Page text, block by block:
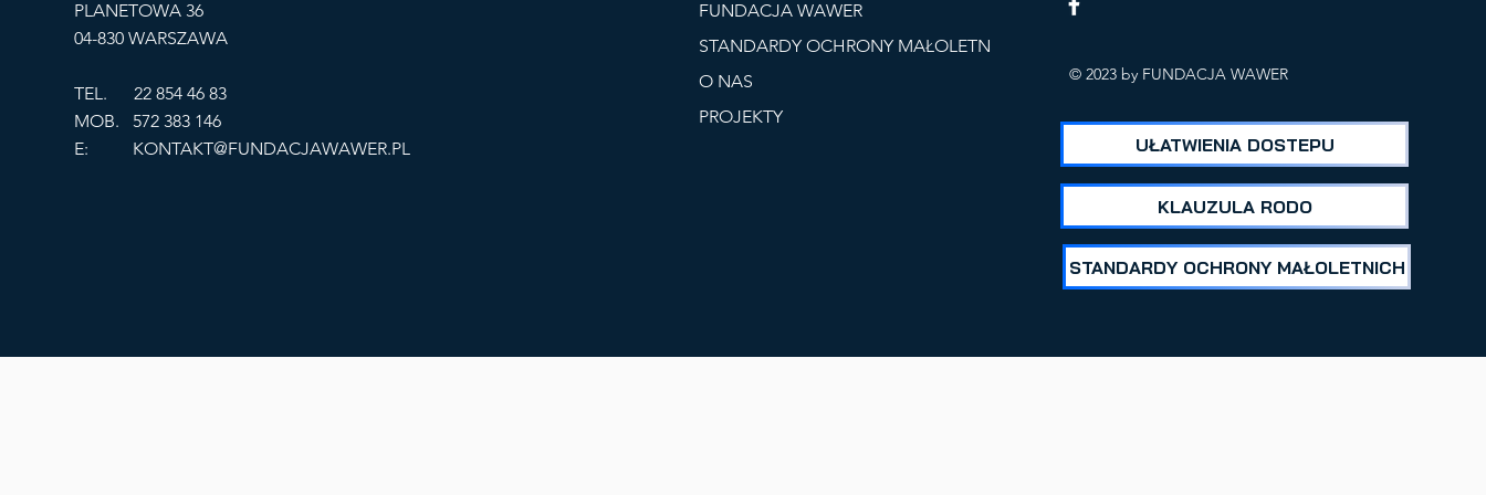
PLANETOWA 36
04-830 WARSZAWA
TEL. 22 854 46 83
MOB. 572 383 146
E: KONTAKT@FUNDACJAWAWER.PL
FUNDACJA WAWER
STANDARDY OCHRONY MAŁOLETNICH
O NAS
PROJEKTY
© 2023 by FUNDACJA WAWER
UŁATWIENIA DOSTEPU
KLAUZULA RODO
STANDARDY OCHRONY MAŁOLETNICH